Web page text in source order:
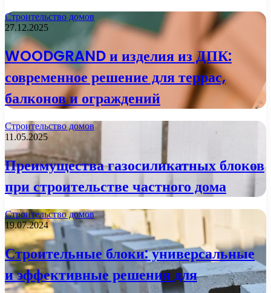
Строительство домов
27.12.2025
WOODGRAND и изделия из ДПК:
современное решение для террас,
балконов и ограждений
Строительство домов
11.05.2025
Преимущества газосиликатных блоков
при строительстве частного дома
Строительство домов
19.07.2024
Строительные блоки: универсальные
и эффективные решения для